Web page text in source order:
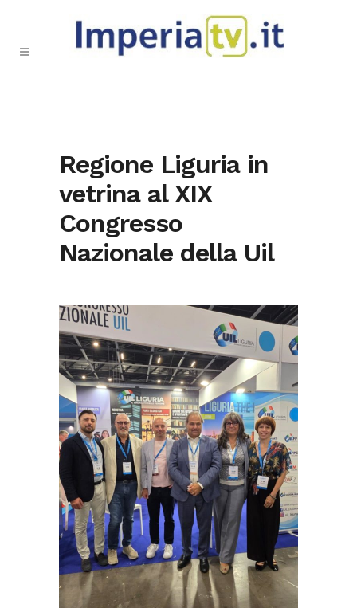
Regione Liguria in
vetrina al XIX
Congresso
Nazionale della Uil